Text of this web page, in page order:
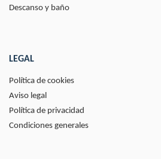
Descanso y baño
LEGAL
Política de cookies
Aviso legal
Política de privacidad
Condiciones generales